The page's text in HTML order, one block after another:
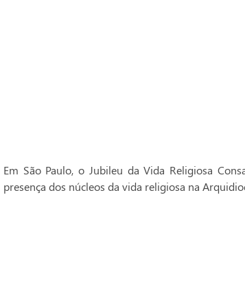
Em São Paulo, o Jubileu da Vida Religiosa
presença dos núcleos da vida religiosa na